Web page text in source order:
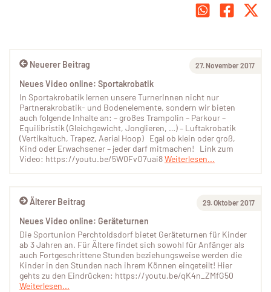
Älterer Beitrag 29. Oktober 2017
Neues Video online: Geräteturnen
Die Sportunion Perchtoldsdorf bietet Geräteturnen für Kinder
ab 3 Jahren an. Für Ältere findet sich sowohl für Anfänger als
auch Fortgeschrittene Stunden beziehungsweise werden die
Kinder in den Stunden nach ihrem Können eingeteilt! Hier
gehts zu den Eindrücken: https://youtu.be/qK4n_ZMfG50
Weiterlesen...
Neuerer Beitrag 27. November 2017
Neues Video online: Sportakrobatik
In Sportakrobatik lernen unsere TurnerInnen nicht nur
Partnerakrobatik- und Bodenelemente, sondern wir bieten
auch folgende Inhalte an: – großes Trampolin – Parkour –
Equilibristik (Gleichgewicht, Jonglieren, …) – Luftakrobatik
(Vertikaltuch, Trapez, Aerial Hoop) Egal ob klein oder groß,
Kind oder Erwachsener – jeder darf mitmachen! Link zum
Video: https://youtu.be/5W0FvO7uai8Weiterlesen...